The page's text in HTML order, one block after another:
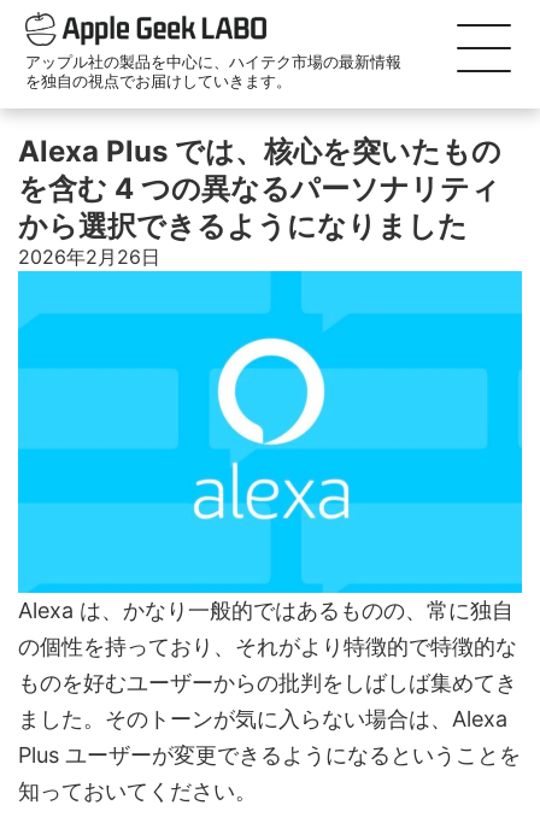
アップル社の製品を中心に、ハイテク市場の最新情報
を独自の視点でお届けしていきます。
Alexa Plus では、核心を突いたもの
を含む 4 つの異なるパーソナリティ
から選択できるようになりました
2026年2月26日
Alexa は、かなり一般的ではあるものの、常に独自
の個性を持っており、それがより特徴的で特徴的な
ものを好むユーザーからの批判をしばしば集めてき
ました。そのトーンが気に入らない場合は、Alexa
Plus ユーザーが変更できるようになるということを
知っておいてください。